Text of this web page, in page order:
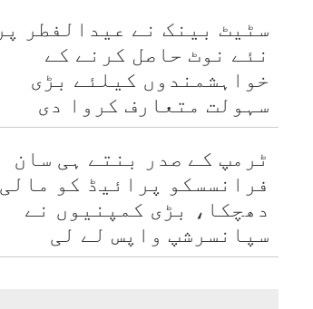
سٹیٹ بینک نے عیدالفطر پر
نئے نوٹ حاصل کرنے کے
خواہشمندوں کیلئے بڑی
سہولت متعارف کروا دی
ٹرمپ کے صدر بنتے ہی سان
فرانسسکو پرائیڈ کو مالی
دھچکا، بڑی کمپنیوں نے
سپانسرشپ واپس لے لی